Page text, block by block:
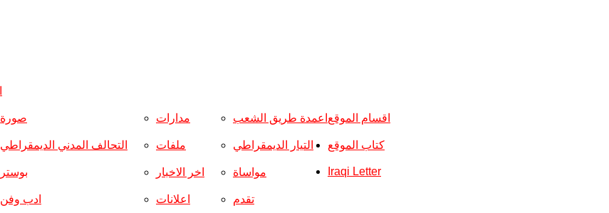
اقسام الموقع صورة
التحالف المدني الديمقراطي
بوستر
ادب وفن
مدارات
ملفات
اخر الاخبار
اعلانات
اعمدة طريق الشعب
التيار الديمقراطي
مواساة
تقدم
كتاب الموقع
Iraqi Letter